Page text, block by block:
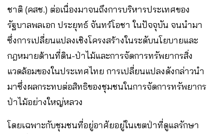
ชาติ (คสช.) ต่อเนื่องมาจนถึงการบริหารประเทศของ
รัฐบาลพลเอก ประยุทธ์ จันทร์โอชา ในปัจจุบัน จนนำมา
ซึ่งการเปลี่ยนแปลงเชิงโครงสร้างในระดับนโยบายและ
กฎหมายด้านที่ดิน-ป่าไม้และการจัดการทรัพยากรสิ่ง
แวดล้อมของในประเทศไทย การเปลี่ยนแปลงดังกล่าวนำ
มาซึ่งผลกระทบต่อสิทธิของชุมชนในการจัดการทรัพยากร
ป่าไม้อย่างใหญ่หลวง
โดยเฉพาะกับชุมชนที่อยู่อาศัยอยู่ในเขตป่าที่ดูแลรักษา